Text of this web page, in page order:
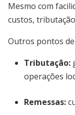
Mesmo com
custos,
Outros pontos
Tributação:
operações
Remessas: